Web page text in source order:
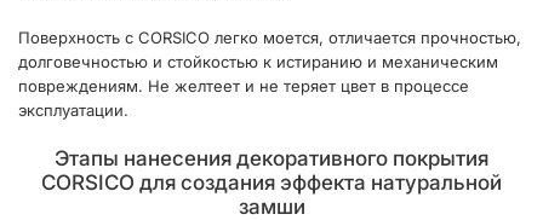
Поверхность с CORSICO легко моется, отличается прочностью,
долговечностью и стойкостью к истиранию и механическим
повреждениям. Не желтеет и не теряет цвет в процессе
эксплуатации.
Этапы нанесения декоративного покрытия
CORSICO для создания эффекта натуральной
замши